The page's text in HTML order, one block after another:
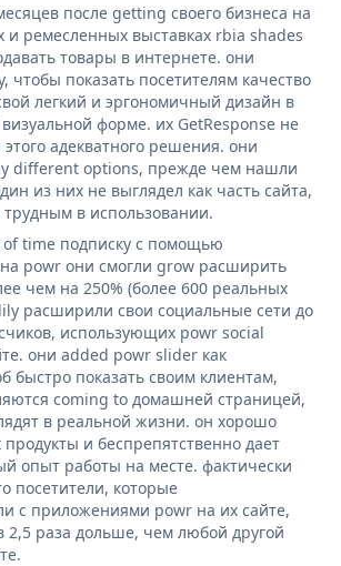
после getting своего бизнеса на
и ремесленных выставках rbia shades
товары в интернете. они
показать посетителям качество
легкий и эргономичный дизайн в
форме. их GetResponse не
адекватного решения. они
different options, прежде чем нашли
из них не выглядел как часть сайта,
в использовании.
time подписку с помощью
powr они смогли grow расширить
чем на 250% (более 600 реальных
расширили свои социальные сети до
использующих powr social
они added powr slider как
быстро показать своим клиентам,
coming to домашней страницей,
в реальной жизни. он хорошо
и беспрепятственно дает
опыт работы на месте. фактически
посетители, которые
с приложениями powr на их сайте,
раза дольше, чем любой другой